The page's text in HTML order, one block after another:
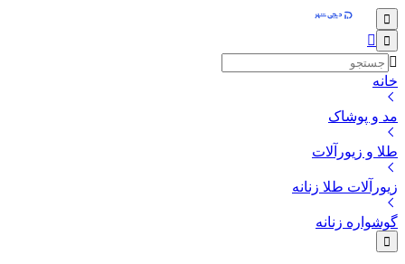
خانه
مد و پوشاک
طلا و زیورآلات
زیورآلات طلا زنانه
گوشواره زنانه